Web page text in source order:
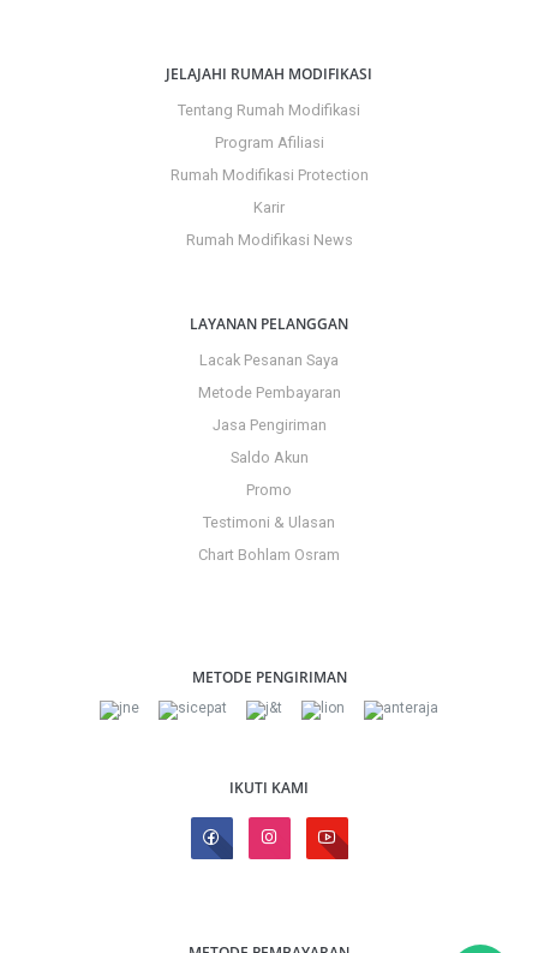
JELAJAHI RUMAH MODIFIKASI
Tentang Rumah Modifikasi
Program Afiliasi
Rumah Modifikasi Protection
Karir
Rumah Modifikasi News
LAYANAN PELANGGAN
Lacak Pesanan Saya
Metode Pembayaran
Jasa Pengiriman
Saldo Akun
Promo
Testimoni & Ulasan
Chart Bohlam Osram
METODE PENGIRIMAN
IKUTI KAMI